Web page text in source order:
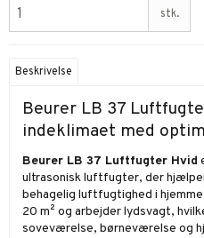
stk.
Beskrivelse
Beurer LB 37
indeklimaet med
Beurer LB 37 Luftfugter Hvid
ultrasonisk luftfugter, der
behagelig luftfugtighed i
20 m² og arbejder lydsvagt,
soveværelse, børneværelse og